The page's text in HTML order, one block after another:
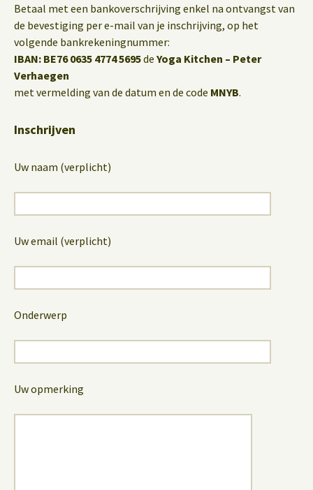
Betaal met een bankoverschrijving enkel na ontvangst van
de bevestiging per e-mail van je inschrijving, op het
volgende bankrekeningnummer:
IBAN: BE76 0635 4774 5695de Yoga Kitchen – Peter
Verhaegen
met vermelding van de datum en de code MNYB.
Inschrijven
Uw naam (verplicht)
Uw email (verplicht)
Onderwerp
Uw opmerking